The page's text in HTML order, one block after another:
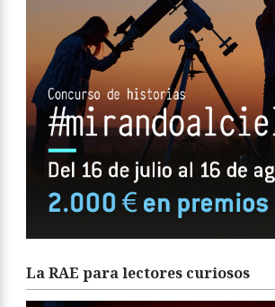
La RAE para lectores curiosos